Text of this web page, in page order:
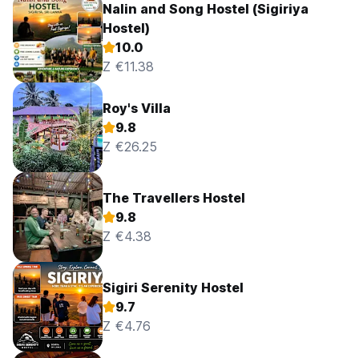
Nalin and Song Hostel (Sigiriya
Hostel)
10.0
Z €11.38
Roy's Villa
9.8
Z €26.25
The Travellers Hostel
9.8
Z €4.38
Sigiri Serenity Hostel
9.7
Z €4.76